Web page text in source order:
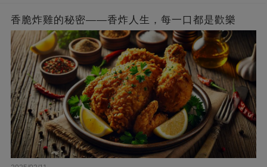
香脆炸雞的秘密——香炸人生，每一口都是歡樂